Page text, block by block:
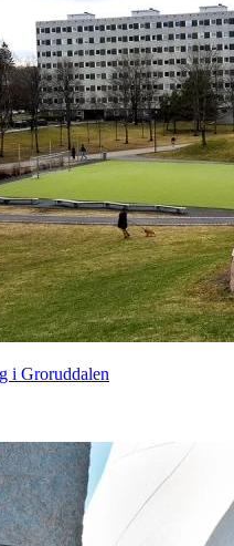
i Groruddalen